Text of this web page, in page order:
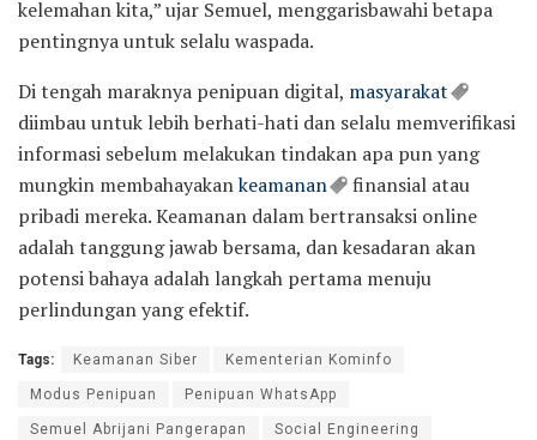
kelemahan kita,” ujar Semuel, menggarisbawahi betapa
pentingnya untuk selalu waspada.
Di tengah maraknya penipuan digital, masyarakat
diimbau untuk lebih berhati-hati dan selalu memverifikasi
informasi sebelum melakukan tindakan apa pun yang
mungkin membahayakankeamanan
finansial atau
pribadi mereka. Keamanan dalam bertransaksi online
adalah tanggung jawab bersama, dan kesadaran akan
potensi bahaya adalah langkah pertama menuju
perlindungan yang efektif.
Tags: Keamanan Siber Kementerian Kominfo
Modus Penipuan Penipuan WhatsApp
Semuel Abrijani Pangerapan Social Engineering